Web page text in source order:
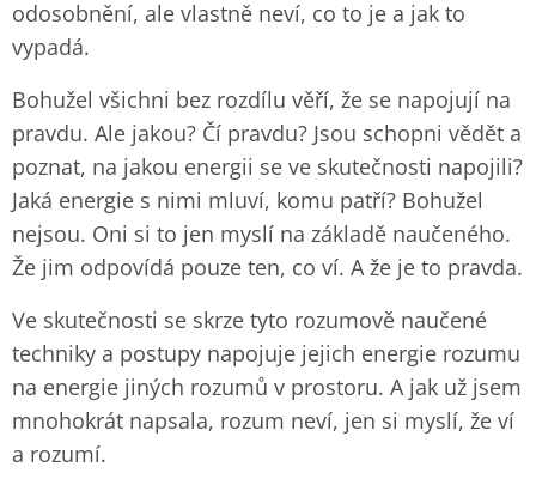
odosobnění, ale vlastně neví, co to je a jak to
vypadá.
Bohužel všichni bez rozdílu věří, že se napojují na
pravdu. Ale jakou? Čí pravdu? Jsou schopni vědět a
poznat, na jakou energii se ve skutečnosti napojili?
Jaká energie s nimi mluví, komu patří? Bohužel
nejsou. Oni si to jen myslí na základě naučeného.
Že jim odpovídá pouze ten, co ví. A že je to pravda.
Ve skutečnosti se skrze tyto rozumově naučené
techniky a postupy napojuje jejich energie rozumu
na energie jiných rozumů v prostoru. A jak už jsem
mnohokrát napsala, rozum neví, jen si myslí, že ví
a rozumí.